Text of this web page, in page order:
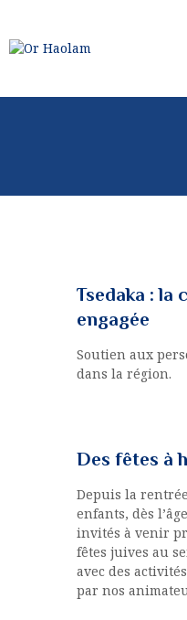
⚠︎ URGENCE
DONATION
MON
Tsedaka : la
engagée
Soutien aux
dans la région.
Des fêtes à
Depuis la
enfants, dès
invités à venir
fêtes juives au
avec des
par nos